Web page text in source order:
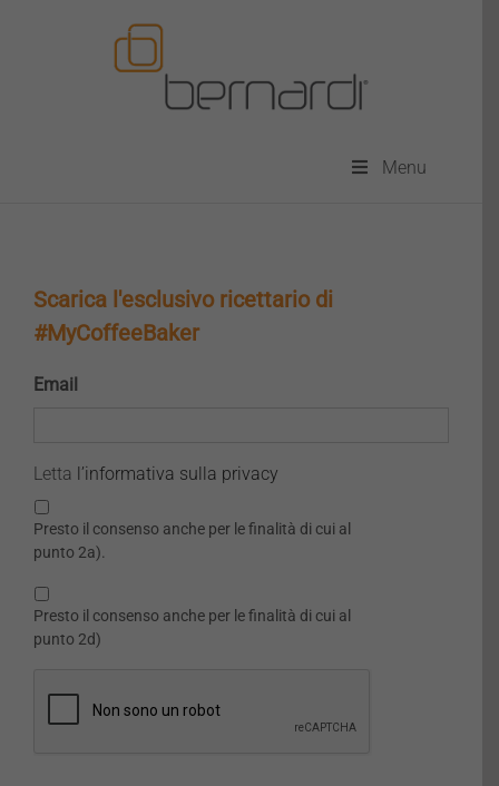
Menu
Scarica l'esclusivo ricettario di
#MyCoffeeBaker
Email
Letta
sulla
privacy *
Letta l’informativa sulla privacy
Presto il consenso anche per le finalità di cui al
punto 2a).
Presto il consenso anche per le finalità di cui al
punto 2d)